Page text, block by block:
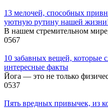
13 мелочей, способных
уютную рутину нашей
В нашем стремительном
0567
10 забавных вещей, которые
интересные факты
Йога — это не только
0537
Пять вредных привычек, из